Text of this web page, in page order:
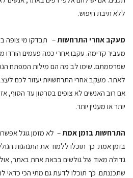
ללא תיבת חיפוש.
מעקב אחרי התרחשות– תבדקו מי צופה
מעביר קדימה. עקבו אחרי כמה פעמים הורדו
שפרסמתם. שימו לב מה הם מילות המפתח
לאתר. מעקב אחרי התרחשויות יעזור לכם
אם רוב האנשים לא צופים בסרטון עד הסוף,
יותר או מעניין יותר.
התרחשות בזמן אמת– לא מזמן גוגל
בזמן אמת. כך תוכלו ללמוד את התנהגות
גדולה מאוד של גולשים בבאת אחת באתר,
שתכננתם. כך תוכלו לדעת גם מתי הכי כדאי